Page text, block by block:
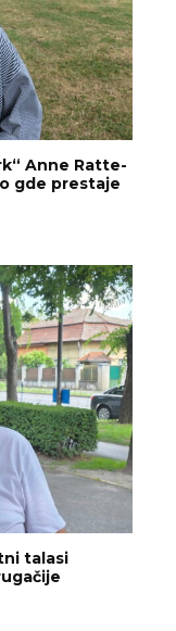
Anne Ratte-
gde prestaje
talasi